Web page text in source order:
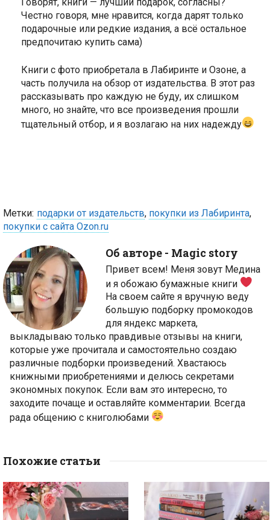
Честно говоря, мне нравится, когда дарят только
подарочные или редкие издания, а всё остальное
предпочитаю купить сама)
Книги с фото приобретала в Лабиринте и Озоне, а
часть получила на обзор от издательства. В этот раз
рассказывать про каждую не буду, их слишком
много, но знайте, что все произведения прошли
тщательный отбор, и я возлагаю на них надежду
Метки: подарки от издательств, покупки из Лабиринта,
покупки с сайта Ozon.ru
Об авторе - Magic story
Привет всем! Меня зовут Медина
и я обожаю бумажные книги
На своем сайте я вручную веду
большую подборку промокодов
для яндекс маркета,
выкладываю только правдивые отзывы на книги,
которые уже прочитала и самостоятельно создаю
различные подборки произведений. Хвастаюсь
книжными приобретениями и делюсь секретами
экономных покупок. Если вам это интересно, то
заходите почаще и оставляйте комментарии. Всегда
рада общению с книголюбами
Похожие статьи